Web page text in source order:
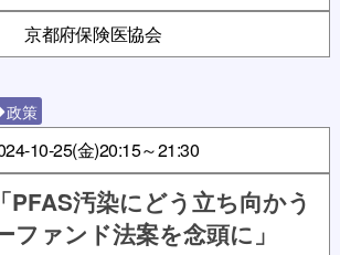
京都府保険医協会
政策
10-25(金)20:15～21:30
PFAS汚染にどう立ち向かう
ファンド法案を念頭に」